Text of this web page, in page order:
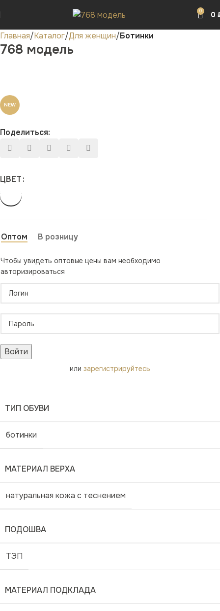
0 0
Главная Каталог Для женщин Ботинки
768 модель
NEW
Поделиться:
ЦВЕТ
Оптом В розницу
Чтобы увидеть оптовые цены вам необходимо
авторизироваться
Войти
или зарегистрируйтесь
ТИП ОБУВИ
ботинки
МАТЕРИАЛ ВЕРХА
натуральная кожа с теснением
ПОДОШВА
ТЭП
МАТЕРИАЛ ПОДКЛАДА